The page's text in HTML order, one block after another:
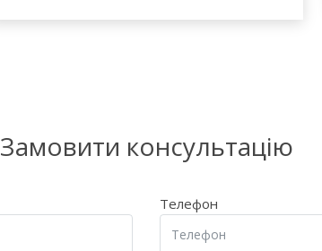
Замовити консультацію
Телефон